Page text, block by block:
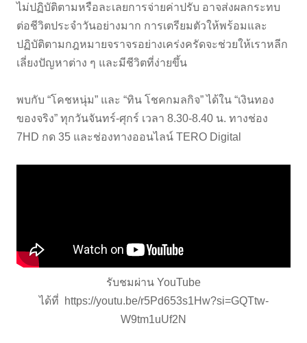
ไม่ปฏิบัติตามหรือละเลยการจ่ายค่าปรับ อาจส่งผลกระทบ
ต่อชีวิตประจำวันอย่างมาก การเตรียมตัวให้พร้อมและ
ปฏิบัติตามกฎหมายจราจรอย่างเคร่งครัดจะช่วยให้เราหลีก
เลี่ยงปัญหาต่าง ๆ และมีชีวิตที่ง่ายขึ้น
พบกับ “โคชหนุ่ม” และ “ทิน โชคกมลกิจ” ได้ใน “เงินทอง
ของจริง” ทุกวันจันทร์-ศุกร์ เวลา 8.30-8.40 น. ทางช่อง
7HD กด 35 และช่องทางออนไลน์ TERO Digital
รับชมผ่าน YouTube
ได้ที่
https://youtu.be/r5Pd653s1Hw?si=GQTtw-
W9tm1uUf2N